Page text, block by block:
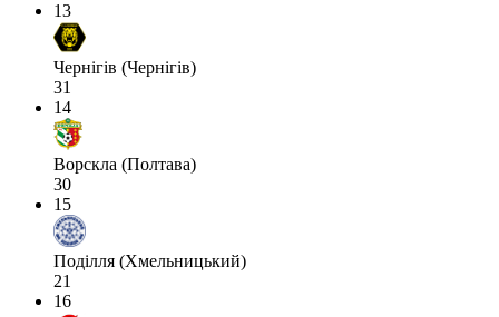
13
Чернігів (Чернігів)
31
14
Ворскла (Полтава)
30
15
Поділля (Хмельницький)
21
16